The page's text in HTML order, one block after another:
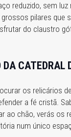
reduzido, sem
pilares que
do claustro
DA
os relicários
a fé cristã.
ao chão, verás os
num único